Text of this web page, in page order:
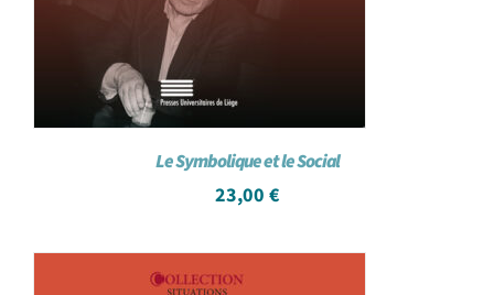
Le Symbolique et le Social
23,00 €